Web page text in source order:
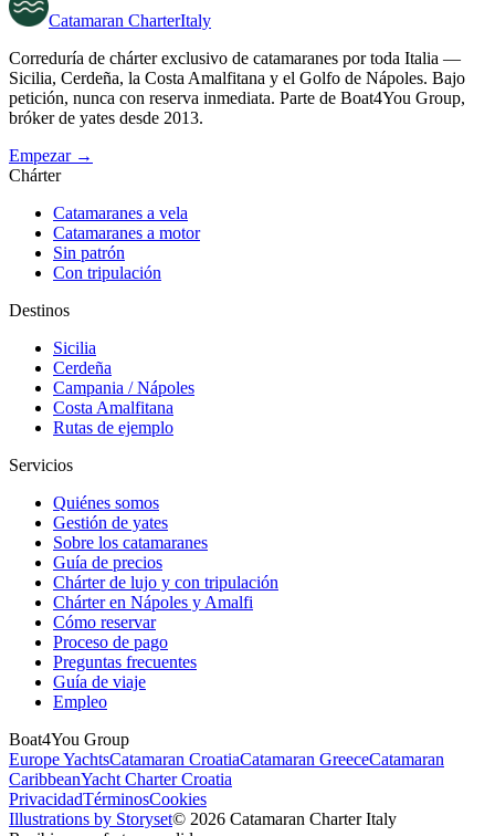
Catamaran CharterItaly
Correduría de chárter exclusivo de catamaranes por toda Italia —
Sicilia, Cerdeña, la Costa Amalfitana y el Golfo de Nápoles. Bajo
petición, nunca con reserva inmediata. Parte de Boat4You Group,
bróker de yates desde 2013.
Empezar →
Chárter
Catamaranes a vela
Catamaranes a motor
Sin patrón
Con tripulación
Destinos
Sicilia
Cerdeña
Campania / Nápoles
Costa Amalfitana
Rutas de ejemplo
Servicios
Quiénes somos
Gestión de yates
Sobre los catamaranes
Guía de precios
Chárter de lujo y con tripulación
Chárter en Nápoles y Amalfi
Cómo reservar
Proceso de pago
Preguntas frecuentes
Guía de viaje
Empleo
Boat4You Group
Europe YachtsCatamaran CroatiaCatamaran GreeceCatamaran
CaribbeanYacht Charter Croatia
PrivacidadTérminosCookies
Illustrations by Storyset© 2026 Catamaran Charter Italy